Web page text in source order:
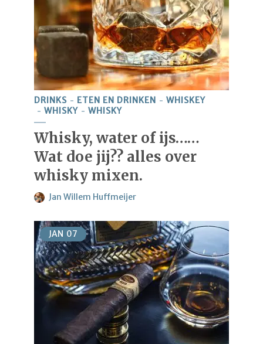
DRINKS ETEN EN DRINKEN
WHISKEY
WHISKY
WHISKY
Whisky, water of ijs……
Wat doe jij?? alles over
whisky mixen.
Jan Willem Huffmeijer
JAN 07